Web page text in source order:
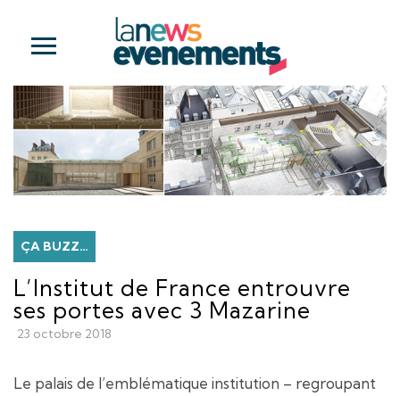
ÇA BUZZ…
L’Institut de France entrouvre
ses portes avec 3 Mazarine
23 octobre 2018
Le palais de l’emblématique institution – regroupant